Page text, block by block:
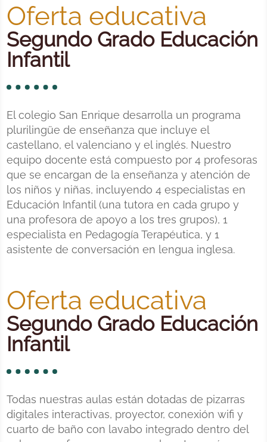
Oferta educativa
Segundo Grado Educación
Infantil
El colegio San Enrique desarrolla un programa
plurilingüe de enseñanza que incluye el
castellano, el valenciano y el inglés. Nuestro
equipo docente está compuesto por 4 profesoras
que se encargan de la enseñanza y atención de
los niños y niñas, incluyendo 4 especialistas en
Educación Infantil (una tutora en cada grupo y
una profesora de apoyo a los tres grupos), 1
especialista en Pedagogía Terapéutica, y 1
asistente de conversación en lengua inglesa.
Oferta educativa
Segundo Grado Educación
Infantil
Todas nuestras aulas están dotadas de pizarras
digitales interactivas, proyector, conexión wifi y
cuarto de baño con lavabo integrado dentro del